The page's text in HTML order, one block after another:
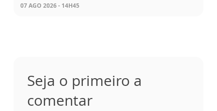
07 AGO 2026 - 14H45
Seja o primeiro a
comentar